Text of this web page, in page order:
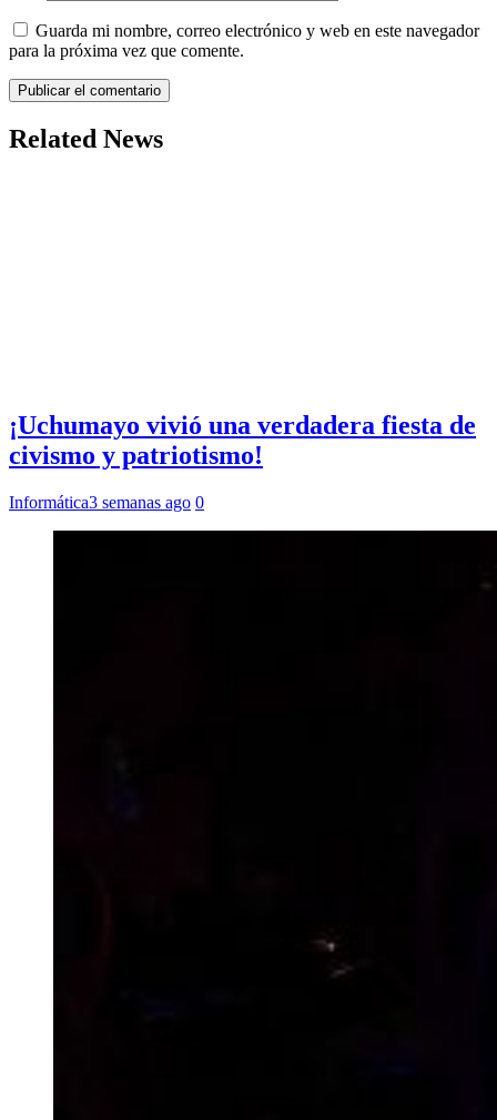
Guarda mi nombre, correo electrónico y web en este navegador
para la próxima vez que comente.
Related News
¡Uchumayo vivió una verdadera fiesta de
civismo y patriotismo!
Informática3 semanas ago 0